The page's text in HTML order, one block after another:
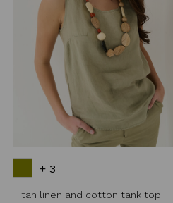
+ 3
Titan linen and cotton tank top